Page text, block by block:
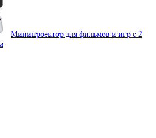
Минипроектор для фильмов и игр с 2